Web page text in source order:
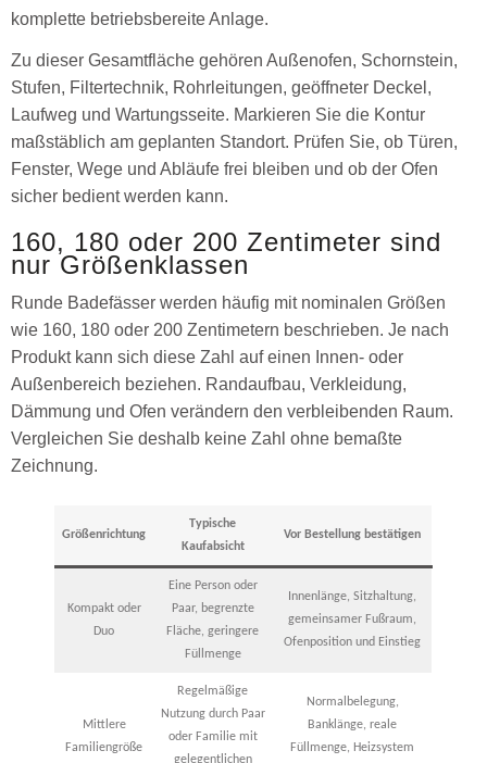
komplette betriebsbereite Anlage.
Zu dieser Gesamtfläche gehören Außenofen, Schornstein,
Stufen, Filtertechnik, Rohrleitungen, geöffneter Deckel,
Laufweg und Wartungsseite. Markieren Sie die Kontur
maßstäblich am geplanten Standort. Prüfen Sie, ob Türen,
Fenster, Wege und Abläufe frei bleiben und ob der Ofen
sicher bedient werden kann.
160, 180 oder 200 Zentimeter sind
nur Größenklassen
Runde Badefässer werden häufig mit nominalen Größen
wie 160, 180 oder 200 Zentimetern beschrieben. Je nach
Produkt kann sich diese Zahl auf einen Innen- oder
Außenbereich beziehen. Randaufbau, Verkleidung,
Dämmung und Ofen verändern den verbleibenden Raum.
Vergleichen Sie deshalb keine Zahl ohne bemaßte
Zeichnung.
Größenrichtung
Typische
Kaufabsicht
Vor Bestellung bestätigen
Kompakt oder
Duo
Eine Person oder
Paar, begrenzte
Fläche, geringere
Füllmenge
Innenlänge, Sitzhaltung,
gemeinsamer Fußraum,
Ofenposition und Einstieg
Mittlere
Familiengröße
Regelmäßige
Nutzung durch Paar
oder Familie mit
gelegentlichen
Normalbelegung,
Banklänge, reale
Füllmenge, Heizsystem